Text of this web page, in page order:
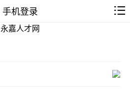
手机登录
永嘉人才网